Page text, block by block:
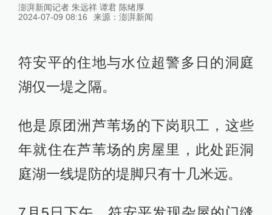
澎湃新闻记者 朱远祥 谭君 陈绪厚
2024-07-09 08:16
来源： 澎湃新闻
符安平的住地与水位超警多日的洞庭
湖仅一堤之隔。
他是原团洲芦苇场的下岗职工，这些
年就住在芦苇场的房屋里，此处距洞
庭湖一线堤防的堤脚只有十几米远。